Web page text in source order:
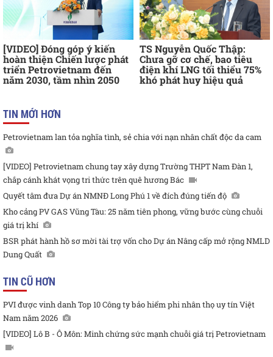
[VIDEO] Đóng góp ý kiến
hoàn thiện Chiến lược phát
triển Petrovietnam đến
năm 2030, tầm nhìn 2050
TS Nguyễn Quốc Thập:
Chưa gỡ cơ chế, bao tiêu
điện khí LNG tối thiểu 75%
khó phát huy hiệu quả
TIN MỚI HƠN
Petrovietnam lan tỏa nghĩa tình, sẻ chia với nạn nhân chất độc da cam
[VIDEO] Petrovietnam chung tay xây dựng Trường THPT Nam Đàn 1,
chắp cánh khát vọng tri thức trên quê hương Bác
Quyết tâm đưa Dự án NMNĐ Long Phú 1 về đích đúng tiến độ
Kho cảng PV GAS Vũng Tàu: 25 năm tiên phong, vững bước cùng chuỗi
giá trị khí
BSR phát hành hồ sơ mời tài trợ vốn cho Dự án Nâng cấp mở rộng NMLD
Dung Quất
TIN CŨ HƠN
PVI được vinh danh Top 10 Công ty bảo hiểm phi nhân thọ uy tín Việt
Nam năm 2026
[VIDEO] Lô B - Ô Môn: Minh chứng sức mạnh chuỗi giá trị Petrovietnam